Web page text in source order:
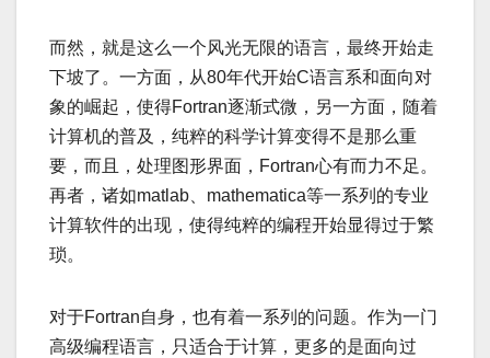
而然，就是这么一个风光无限的语言，最终开始走
下坡了。一方面，从80年代开始C语言系和面向对
象的崛起，使得Fortran逐渐式微，另一方面，随着
计算机的普及，纯粹的科学计算变得不是那么重
要，而且，处理图形界面，Fortran心有而力不足。
再者，诸如matlab、mathematica等一系列的专业
计算软件的出现，使得纯粹的编程开始显得过于繁
琐。
对于Fortran自身，也有着一系列的问题。作为一门
高级编程语言，只适合于计算，更多的是面向过